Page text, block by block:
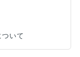
いて